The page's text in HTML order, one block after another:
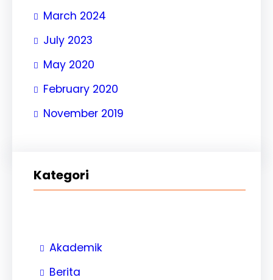
March 2024
July 2023
May 2020
February 2020
November 2019
Kategori
Akademik
Berita